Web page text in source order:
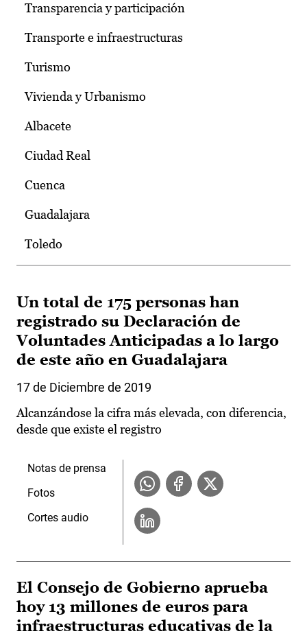
Transparencia y participación
Transporte e infraestructuras
Turismo
Vivienda y Urbanismo
Albacete
Ciudad Real
Cuenca
Guadalajara
Toledo
Un total de 175 personas han
registrado su Declaración de
Voluntades Anticipadas a lo largo
de este año en Guadalajara
17 de Diciembre de 2019
Alcanzándose la cifra más elevada, con diferencia,
desde que existe el registro
Notas de prensa
Fotos
Cortes audio
El Consejo de Gobierno aprueba
hoy 13 millones de euros para
infraestructuras educativas de la